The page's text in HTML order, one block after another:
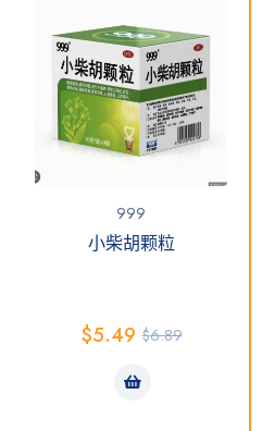
999
小柴胡颗粒
$6.89
$5.49